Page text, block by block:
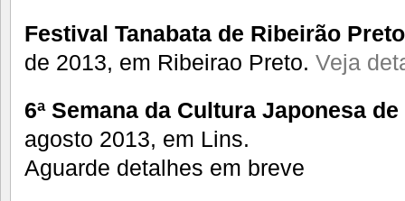
Festival Tanabata de Ribeirão Preto
de 2013, em Ribeirao Preto. Veja
6ª Semana da Cultura Japonesa
agosto 2013, em Lins.
Aguarde detalhes em breve